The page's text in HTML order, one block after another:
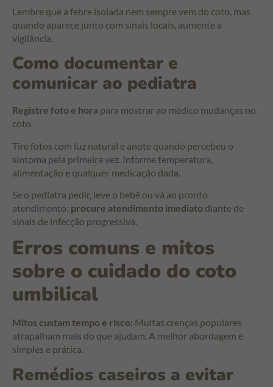
Lembre que a febre isolada nem sempre vem do coto, mas
quando aparece junto com sinais locais, aumente a
vigilância.
Como documentar e
comunicar ao pediatra
Registre foto e hora para mostrar ao médico mudanças no
coto.
Tire fotos com luz natural e anote quando percebeu o
sintoma pela primeira vez. Informe temperatura,
alimentação e qualquer medicação dada.
Se o pediatra pedir, leve o bebê ou vá ao pronto
atendimento; procure atendimento imediato diante de
sinais de infecção progressiva.
Erros comuns e mitos
sobre o cuidado do coto
umbilical
Mitos custam tempo e risco: Muitas crenças populares
atrapalham mais do que ajudam. A melhor abordagem é
simples e prática.
Remédios caseiros a evitar